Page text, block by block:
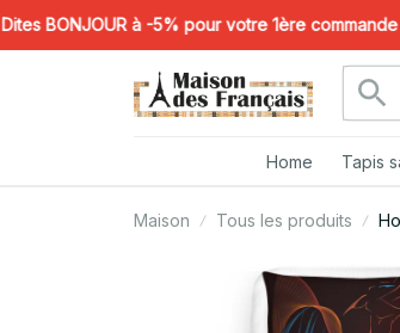
BONJOUR à -5% pour votre 1ère commande ! ⚡️
Home Tapis
Maison Tous les produits